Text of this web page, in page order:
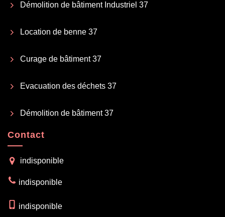
Démolition de bâtiment Industriel 37
Location de benne 37
Curage de bâtiment 37
Evacuation des déchets 37
Démolition de bâtiment 37
Contact
indisponible
indisponible
indisponible